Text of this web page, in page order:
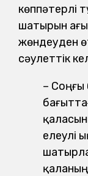
көппәтерлі
шатырын
жөндеуден
сәулеттік
– Соңғы
елеулі
қаланың